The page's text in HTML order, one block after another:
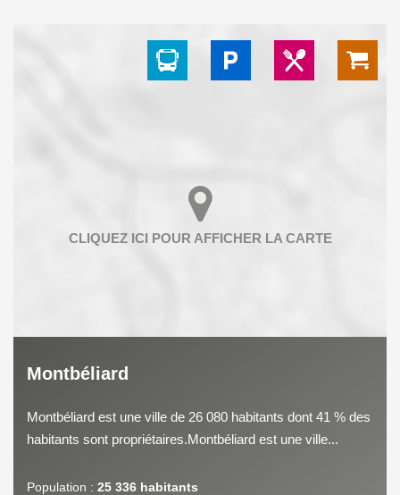
Montbéliard
Montbéliard est une ville de 26 080 habitants dont 41 % des
habitants sont propriétaires.Montbéliard est une ville...
Population : 25 336 habitants